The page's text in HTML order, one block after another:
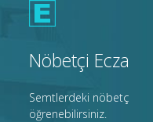
Nöbetçi Eczane
Semtlerdeki nöbetçi
öğrenebilirsiniz.